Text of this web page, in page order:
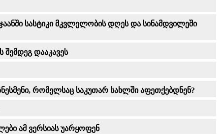
სასტიკი მკვლელობის დღეს და სინამდვილეში
დააკავეს
რომელსაც საკუთარ სახლში აფეთქებდნენ?
ამ ვერსიას უარყოფენ